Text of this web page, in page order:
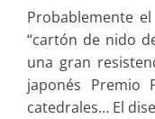
Probablemente
“cartón de nido
una gran
japonés Premio
catedrales… El